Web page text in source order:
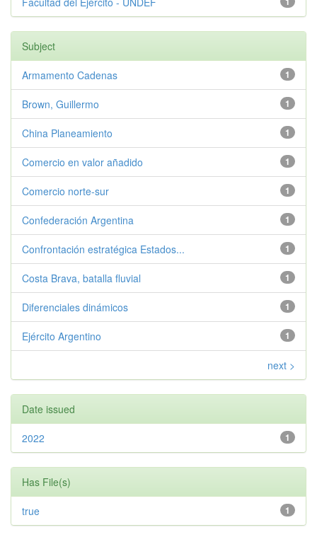
Subject
1
Armamento Cadenas
1
Brown, Guillermo
1
China Planeamiento
1
Comercio en valor añadido
1
Comercio norte-sur
1
Confederación Argentina
1
Confrontación estratégica Estados...
1
Costa Brava, batalla fluvial
1
Diferenciales dinámicos
1
Ejército Argentino
next >
Date issued
1
2022
Has File(s)
1
true